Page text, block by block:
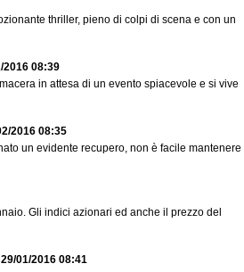
thriller, pieno di colpi di scena e con un
08:39
in attesa di un evento spiacevole e si vive
2016 08:35
un evidente recupero, non è facile mantenere
Gli indici azionari ed anche il prezzo del
01/2016 08:41